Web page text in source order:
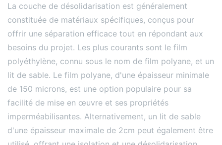
La couche de désolidarisation est généralement
constituée de matériaux spécifiques, conçus pour
offrir une séparation efficace tout en répondant aux
besoins du projet. Les plus courants sont le film
polyéthylène, connu sous le nom de film polyane, et un
lit de sable. Le film polyane, d'une épaisseur minimale
de 150 microns, est une option populaire pour sa
facilité de mise en œuvre et ses propriétés
imperméabilisantes. Alternativement, un lit de sable
d'une épaisseur maximale de 2cm peut également être